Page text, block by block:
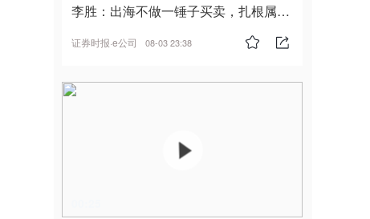
李胜：出海不做一锤子买卖，扎根属
证券时报·e公司 08-03 23:38